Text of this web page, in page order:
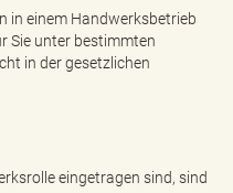
n
in einem Handwerksbetrieb
Sie unter bestimmten
in der gesetzlichen
eingetragen sind, sind